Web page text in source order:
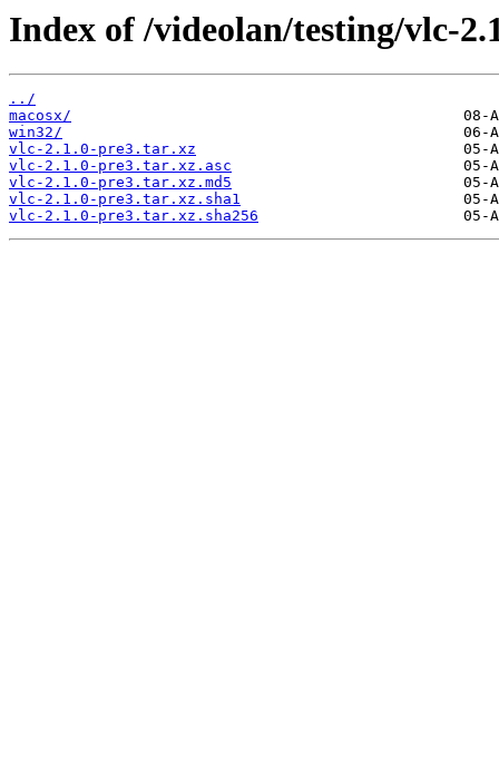
Index of /videolan/testing/vlc-
../
macosx/
win32/
vlc-2.1.0-pre3.tar.xz
vlc-2.1.0-pre3.tar.xz.asc
vlc-2.1.0-pre3.tar.xz.md5
vlc-2.1.0-pre3.tar.xz.sha1
vlc-2.1.0-pre3.tar.xz.sha256